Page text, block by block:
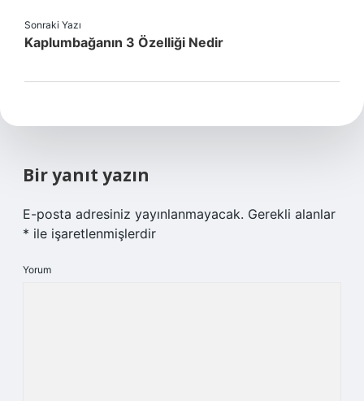
Sonraki Yazı
Kaplumbağanın 3 Özelliği Nedir
Bir yanıt yazın
E-posta adresiniz yayınlanmayacak. Gerekli alanlar
* ile işaretlenmişlerdir
Yorum